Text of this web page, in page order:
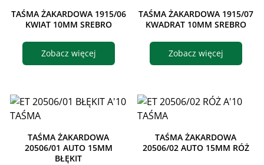
TAŚMA ŻAKARDOWA 1915/06
KWIAT 10MM SREBRO
Zobacz więcej
TAŚMA ŻAKARDOWA 1915/07
KWADRAT 10MM SREBRO
Zobacz więcej
TAŚMA ŻAKARDOWA
20506/01 AUTO 15MM
BŁĘKIT
TAŚMA ŻAKARDOWA
20506/02 AUTO 15MM RÓŻ